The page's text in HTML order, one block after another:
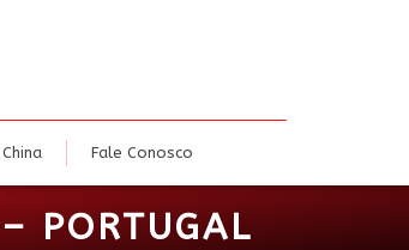
Fale Conosco
PORTUGAL